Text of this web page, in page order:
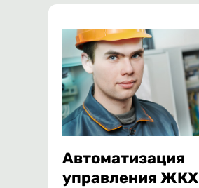
Автоматизация
управления ЖКХ